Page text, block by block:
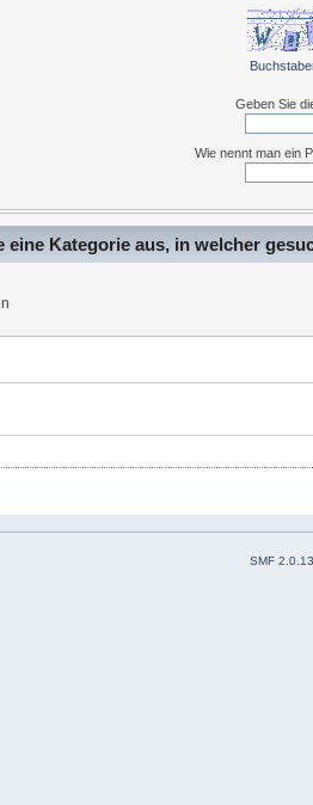
Geben Sie
Wie nennt man ein
eine Kategorie aus, in welcher
SMF 2.0.13